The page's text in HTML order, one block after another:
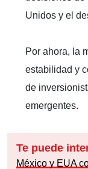
Unidos y el
Por ahora, la
estabilidad y
de
emergentes.
Te puede
México y EUA